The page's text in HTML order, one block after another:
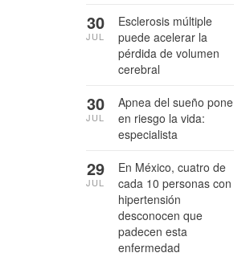
Esclerosis múltiple
puede acelerar la
pérdida de volumen
cerebral
30
JUL
Apnea del sueño pone
en riesgo la vida:
especialista
30
JUL
En México, cuatro de
cada 10 personas con
hipertensión
desconocen que
padecen esta
enfermedad
29
JUL